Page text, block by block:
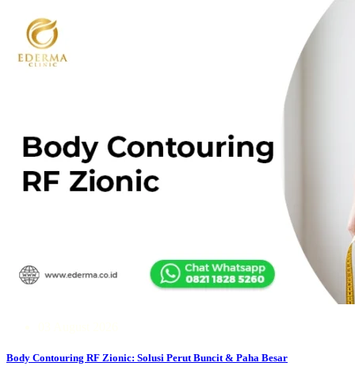
Body Contouring RF Zionic: Solusi Perut Buncit & Paha Besar